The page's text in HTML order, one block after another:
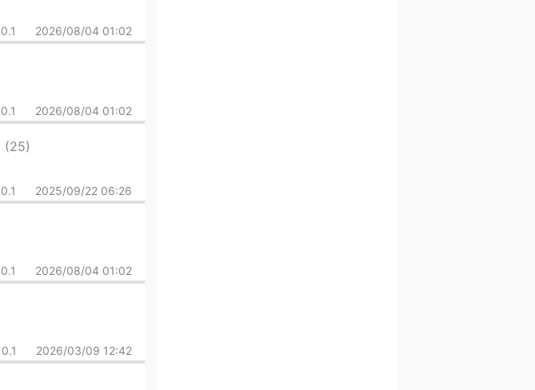
0.1 2026/08/04 01:02
0.1 2026/08/04 01:02
(25)
0.1 2025/09/22 06:26
0.1 2026/08/04 01:02
0.1 2026/03/09 12:42